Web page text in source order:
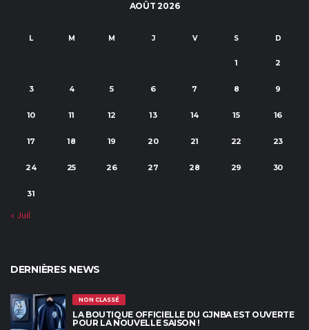
AOÛT 2026
L M M J V S D
1 2
3 4 5 6 7 8 9
10 11 12 13 14 15 16
17 18 19 20 21 22 23
24 25 26 27 28 29 30
31
« Juil
DERNIÈRES NEWS
NON CLASSÉ
LA BOUTIQUE OFFICIELLE DU GJNBA EST OUVERTE
POUR LA NOUVELLE SAISON !